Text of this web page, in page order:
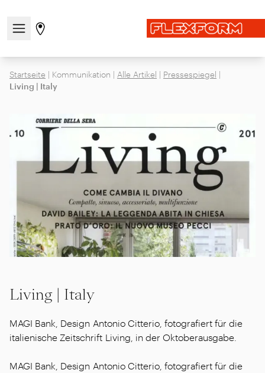
Navigationsmenü öffnen / schließen
Gehen Sie zur Store-Seite
Startseite | Kommunikation | Alle Artikel | Pressespiegel |
Living | Italy
Living | Italy
MAGI Bank, Design Antonio Citterio, fotografiert für die
italienische Zeitschrift Living, in der Oktoberausgabe.
MAGI Bank, Design Antonio Citterio, fotografiert für die